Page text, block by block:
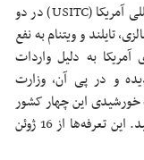
از سوی دیگر در ماه مه، کمیسیون تجارت بین‌المللی آمریکا (USITC) در دو
تایلند و ویتنام به نفع
به دلیل واردات
و در پی آن، وزارت
خورشیدی این چهار کشور
اعمال کرد که در مواردی تا 3500 درصد نیز رسید. این تعرفه‌ها از 16 ژوئن